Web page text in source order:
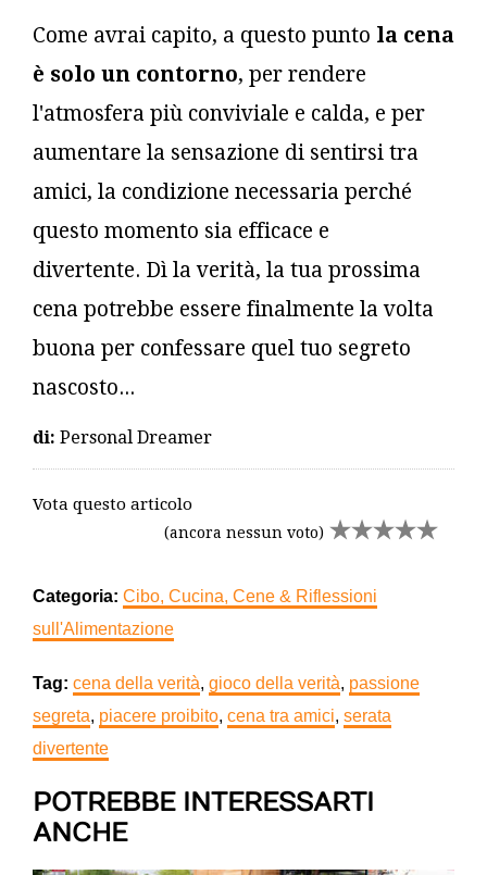
Come avrai capito, a questo punto la cena
è solo un contorno, per rendere
l'atmosfera più conviviale e calda, e per
aumentare la sensazione di sentirsi tra
amici, la condizione necessaria perché
questo momento sia efficace e
divertente. Dì la verità, la tua prossima
cena potrebbe essere finalmente la volta
buona per confessare quel tuo segreto
nascosto...
di: Personal Dreamer
Vota questo articolo
(ancora nessun voto)
Categoria: Cibo, Cucina, Cene & Riflessioni
sull'Alimentazione
Tag: cena della verità, gioco della verità, passione
segreta, piacere proibito, cena tra amici, serata
divertente
POTREBBE INTERESSARTI
ANCHE